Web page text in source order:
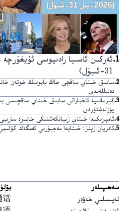
1
.
31-ئىيۇل)
2
.سابىق خىتاي ساقچى جاڭ يابونىڭ خوتەن
دەلىللەندى
3
.گېرمانىيە ئاخباراتى سابىق خىتاي ساقچىسى
يۈزلەشتۈردى
4
.ئامېرىكىدا خىتاي زىيانكەشلىكى خاتىرە
5
.ئادريان زېنز: خىتايدا مەجبۇرىي ئەمگەك
سەھىپىلەر
تەپسىلىي خەۋەر
话